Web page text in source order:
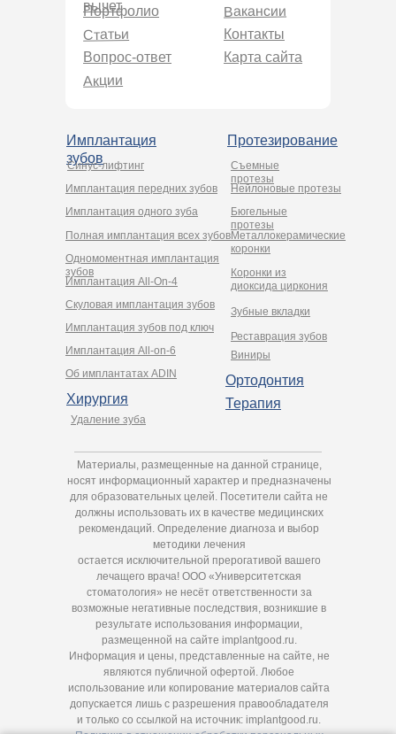
Хирургия
Имплантация All-on-6
Удаление зуба
Имплантация зубов под ключ
Cкуловая имплантация зубов
Имплантация All-On-4
Ортодонтия
Терапия
Имплантация
зубов
Одномоментная имплантация
зубов
Полная имплантация всех зубов
Имплантация одного зуба
Имплантация передних зубов
Об имплантатах ADIN
Синус-лифтинг
Нейлоновые протезы
Бюгельные
протезы
Металлокерамические
коронки
Коронки из
диоксида циркония
Зубные вкладки
Реставрация зубов
Виниры
Протезирование
Съемные
протезы
Акции
Вопрос-ответ
Статьи
Портфолио
вычет
Контакты
Вакансии
Карта сайта
Материалы, размещенные на данной странице,
носят информационный характер и предназначены
для образовательных целей. Посетители сайта не
должны использовать их в качестве медицинских
рекомендаций. Определение диагноза и выбор
методики лечения
остается исключительной прерогативой вашего
лечащего врача! ООО «Университетская
стоматология» не несёт ответственности за
возможные негативные последствия, возникшие в
результате использования информации,
размещенной на сайте implantgood.ru.
Информация и цены, представленные на сайте, не
являются публичной офертой. Любое
использование или копирование материалов сайта
допускается лишь с разрешения правообладателя
и только со ссылкой на источник: implantgood.ru.